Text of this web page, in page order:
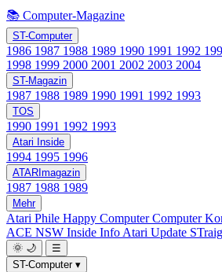
📚 Computer-Magazine
ST-Computer
1986 1987 1988 1989 1990 1991 1992
1998 1999 2000 2001 2002 2003 2004
ST-Magazin
1987 1988 1989 1990 1991 1992 1993
TOS
1990 1991 1992 1993
Atari Inside
1994 1995 1996
ATARImagazin
1987 1988 1989
Mehr
Atari Phile Happy ComputerComputer
ACE NSW Inside Info Atari Update
🌞 🌙
☰
ST-Computer ▾